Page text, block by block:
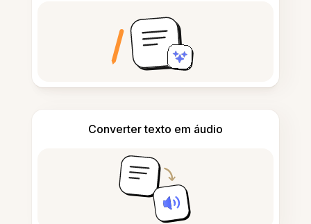
Converter texto em áudio